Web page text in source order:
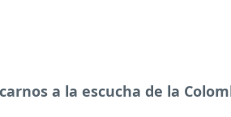
a la escucha de la